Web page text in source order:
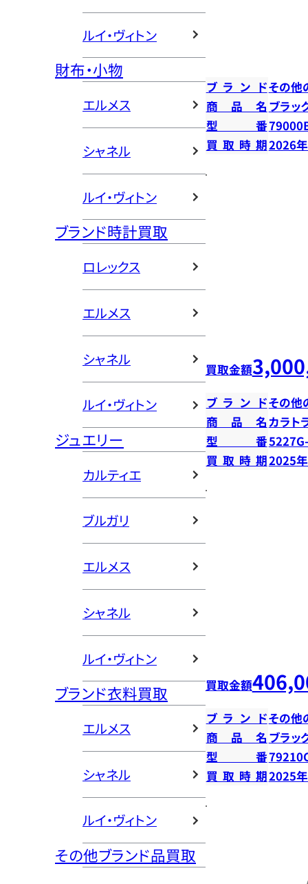
ルイ・ヴィトン
財布・小物
エルメス
シャネル
ルイ・ヴィトン
ブランド時計買取
ロレックス
エルメス
シャネル
ルイ・ヴィトン
ジュエリー
カルティエ
ブルガリ
エルメス
シャネル
ルイ・ヴィトン
ブランド衣料買取
エルメス
シャネル
ルイ・ヴィトン
その他ブランド品買取
ブランドその他
商品名 ブラッ
型番
買取時期2026
買取金額
ブランドその他
商品名カラト
型番
買取時期2025
買取金額
ブランドその他
商品名 ブラッ
型番
買取時期2025